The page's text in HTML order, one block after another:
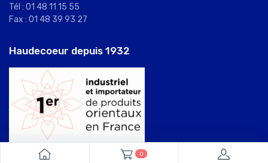
Tél : 01 48 11 15 55
Fax : 01 48 39 93 27
Haudecoeur depuis 1932
0